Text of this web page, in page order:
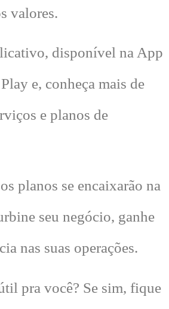
valores.
disponível na App
e, conheça mais de
e planos de
planos se encaixarão na
seu negócio, ganhe
nas suas operações.
pra você? Se sim, fique